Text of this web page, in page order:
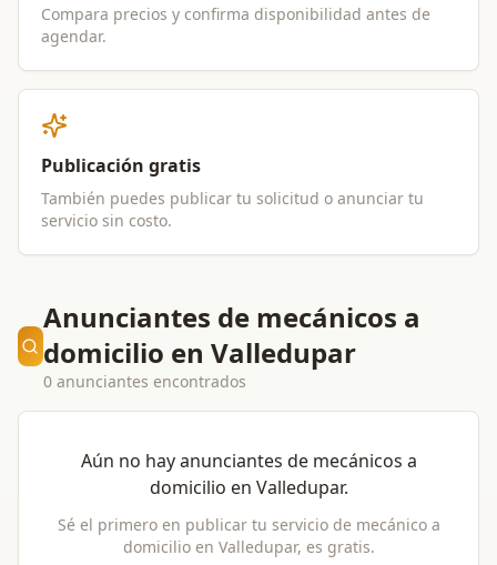
Compara precios y confirma disponibilidad antes de
agendar.
Publicación gratis
También puedes publicar tu solicitud o anunciar tu
servicio sin costo.
Anunciantes de mecánicos a
domicilio en Valledupar
0 anunciantes encontrados
Aún no hay anunciantes de mecánicos a
domicilio en Valledupar.
Sé el primero en publicar tu servicio de mecánico a
domicilioen Valledupar, es gratis.